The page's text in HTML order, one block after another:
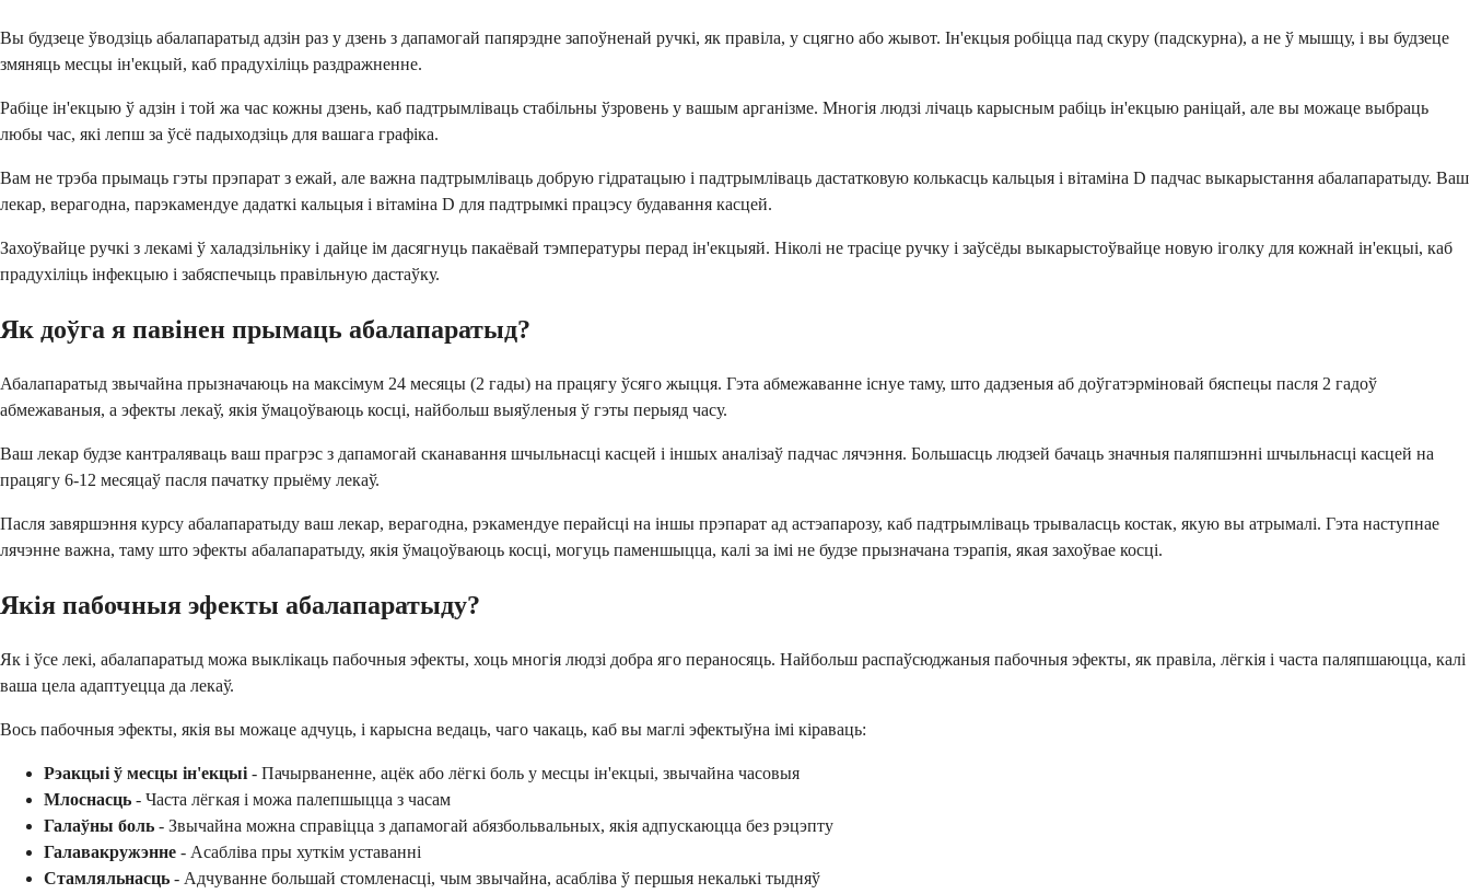
Вы будзеце ўводзіць абалапаратыд адзін раз у дзень з дапамогай папярэдне запоўненай ручкі, як правіла, у сцягно або жывот. Ін'екцыя робіцца пад скуру (падскурна), а не ў мышцу, і вы будзеце
змяняць месцы ін'екцый, каб прадухіліць раздражненне.
Рабіце ін'екцыю ў адзін і той жа час кожны дзень, каб падтрымліваць стабільны ўзровень у вашым арганізме. Многія людзі лічаць карысным рабіць ін'екцыю раніцай, але вы можаце выбраць
любы час, які лепш за ўсё падыходзіць для вашага графіка.
Вам не трэба прымаць гэты прэпарат з ежай, але важна падтрымліваць добрую гідратацыю і падтрымліваць дастатковую колькасць кальцыя і вітаміна D падчас выкарыстання абалапаратыду. Ваш
лекар, верагодна, парэкамендуе дадаткі кальцыя і вітаміна D для падтрымкі працэсу будавання касцей.
Захоўвайце ручкі з лекамі ў халадзільніку і дайце ім дасягнуць пакаёвай тэмпературы перад ін'екцыяй. Ніколі не трасіце ручку і заўсёды выкарыстоўвайце новую іголку для кожнай ін'екцыі, каб
прадухіліць інфекцыю і забяспечыць правільную дастаўку.
Як доўга я павінен прымаць абалапаратыд?
Абалапаратыд звычайна прызначаюць на максімум 24 месяцы (2 гады) на працягу ўсяго жыцця. Гэта абмежаванне існуе таму, што дадзеныя аб доўгатэрміновай бяспецы пасля 2 гадоў
абмежаваныя, а эфекты лекаў, якія ўмацоўваюць косці, найбольш выяўленыя ў гэты перыяд часу.
Ваш лекар будзе кантраляваць ваш прагрэс з дапамогай сканавання шчыльнасці касцей і іншых аналізаў падчас лячэння. Большасць людзей бачаць значныя паляпшэнні шчыльнасці касцей на
працягу 6-12 месяцаў пасля пачатку прыёму лекаў.
Пасля завяршэння курсу абалапаратыду ваш лекар, верагодна, рэкамендуе перайсці на іншы прэпарат ад астэапарозу, каб падтрымліваць трываласць костак, якую вы атрымалі. Гэта наступнае
лячэнне важна, таму што эфекты абалапаратыду, якія ўмацоўваюць косці, могуць паменшыцца, калі за імі не будзе прызначана тэрапія, якая захоўвае косці.
Якія пабочныя эфекты абалапаратыду?
Як і ўсе лекі, абалапаратыд можа выклікаць пабочныя эфекты, хоць многія людзі добра яго пераносяць. Найбольш распаўсюджаныя пабочныя эфекты, як правіла, лёгкія і часта паляпшаюцца, калі
ваша цела адаптуецца да лекаў.
Вось пабочныя эфекты, якія вы можаце адчуць, і карысна ведаць, чаго чакаць, каб вы маглі эфектыўна імі кіраваць:
Рэакцыі ў месцы ін'екцыі - Пачырваненне, ацёк або лёгкі боль у месцы ін'екцыі, звычайна часовыя
Млоснасць - Часта лёгкая і можа палепшыцца з часам
Галаўны боль - Звычайна можна справіцца з дапамогай абязбольвальных, якія адпускаюцца без рэцэпту
Галавакружэнне - Асабліва пры хуткім уставанні
Стамляльнасць - Адчуванне большай стомленасці, чым звычайна, асабліва ў першыя некалькі тыдняў